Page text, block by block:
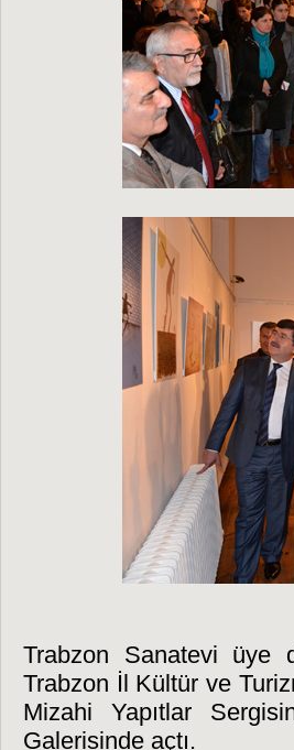
Trabzon Sanatevi üye
Trabzon İl Kültür ve
Mizahi Yapıtlar
Galerisinde açtı.